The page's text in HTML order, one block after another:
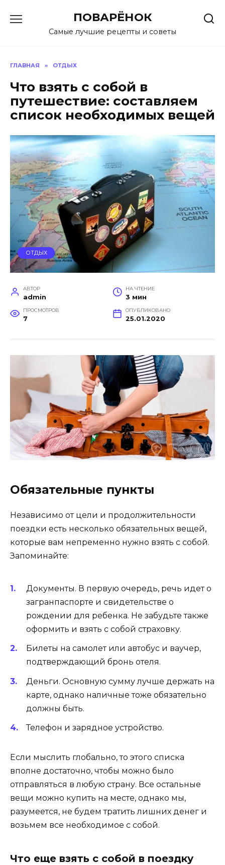
содержанию
ПОВАРЁНОК
Самые лучшие рецепты и советы
ГЛАВНАЯ » ОТДЫХ
Что взять с собой в
путешествие: составляем
список необходимых вещей
ОТДЫХ
АВТОР
admin
НА ЧТЕНИЕ
3 мин
ПРОСМОТРОВ
7
ОПУБЛИКОВАНО
25.01.2020
Обязательные пункты
Независимо от цели и продолжительности
поездки есть несколько обязательных вещей,
которые вам непременно нужно взять с собой.
Запоминайте:
Документы. В первую очередь, речь идет о
загранпаспорте и свидетельстве о
рождении для ребенка. Не забудьте также
оформить и взять с собой страховку.
Билеты на самолет или автобус и ваучер,
подтверждающий бронь отеля.
Деньги. Основную сумму лучше держать на
карте, однако наличные тоже обязательно
должны быть.
Телефон и зарядное устройство.
Если мыслить глобально, то этого списка
вполне достаточно, чтобы можно было
отправляться в любую страну. Все остальные
вещи можно купить на месте, однако мы,
разумеется, не будем тратить лишних денег и
возьмем все необходимое с собой.
Что еще взять с собой в поездку